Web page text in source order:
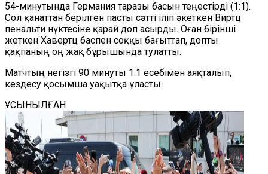
54-минутында Германия таразы басын теңестірді (1:1).
Сол қанаттан берілген пасты сәтті іліп әкеткен Виртц
пенальти нүктесіне қарай доп асырды. Оған бірінші
жеткен Хавертц баспен соққы бағыттап, допты
қақпаның оң жақ бұрышында тулатты.
Матчтың негізгі 90 минуты 1:1 есебімен аяқталып,
кездесу қосымша уақытқа ұласты.
ҰСЫНЫЛҒАН